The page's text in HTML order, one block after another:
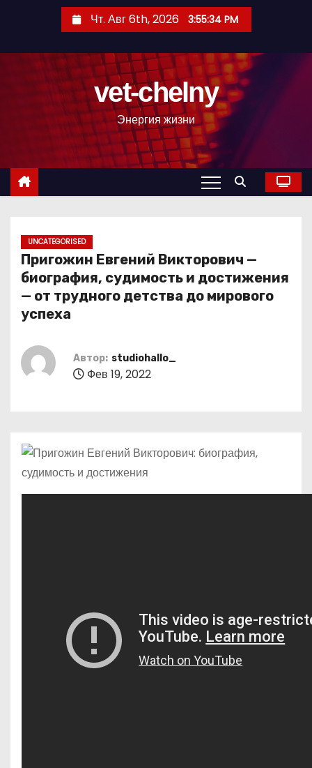
с
Чт. Авг 6th, 2026 3:55:35 PM
vet-chelny
Энергия жизни
UNCATEGORISED
Пригожин Евгений Викторович —
биография, судимость и достижения
— от трудного детства до мирового
успеха
Автор: studiohallo_
Фев 19, 2022